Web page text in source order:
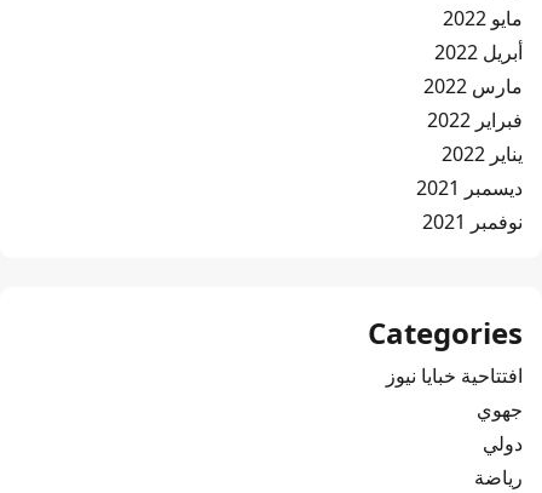
مايو 2022
أبريل 2022
مارس 2022
فبراير 2022
يناير 2022
ديسمبر 2021
نوفمبر 2021
Categories
افتتاحية خبايا نيوز
جهوي
دولي
رياضة